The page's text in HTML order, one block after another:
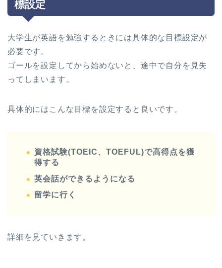
標設定
大学生が英語を勉強するときには具体的な目標設定が
必要です。
ゴールを設定してから始めないと、途中で自分を見失
ってしまいます。
具体的にはこんな目標を設定すると良いです。
資格試験(TOEIC、TOEFUL)で高得点を獲
得する
英会話ができるようになる
留学に行く
詳細を見ていきます。